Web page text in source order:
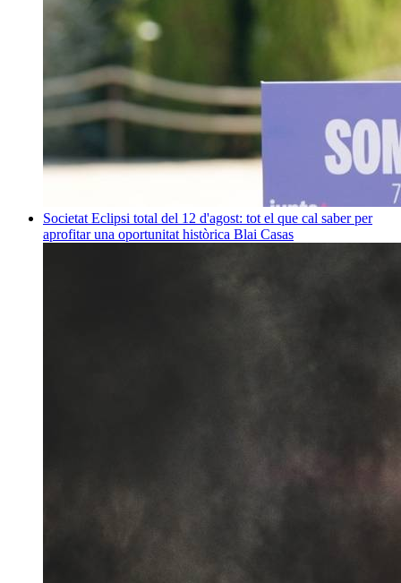
Societat Eclipsi total del 12 d'agost: tot el que cal saber per
aprofitar una oportunitat històrica Blai Casas